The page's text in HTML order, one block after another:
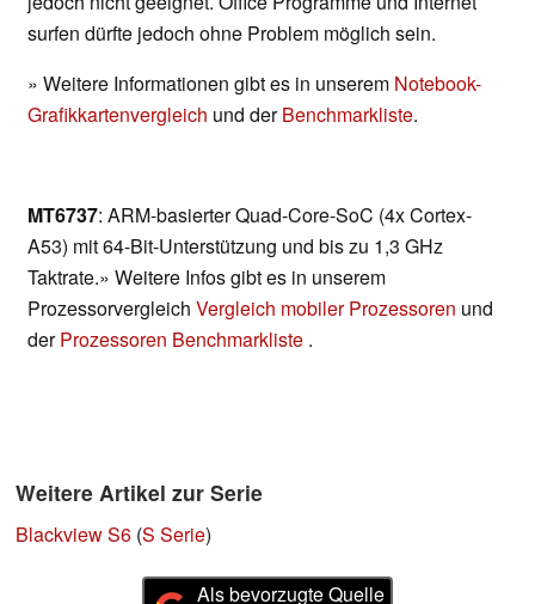
surfen dürfte jedoch ohne Problem möglich sein.
» Weitere Informationen gibt es in unserem Notebook-
Grafikkartenvergleich und derBenchmarkliste.
MT6737: ARM-basierter Quad-Core-SoC (4x Cortex-
A53) mit 64-Bit-Unterstützung und bis zu 1,3 GHz
Taktrate.» Weitere Infos gibt es in unserem
Prozessorvergleich Vergleich mobiler Prozessoren und
derProzessoren Benchmarkliste .
Weitere Artikel zur Serie
Blackview S6 (S Serie)
Als bevorzugte Quelle